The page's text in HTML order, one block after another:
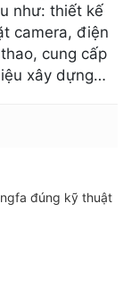
như: thiết kế
camera, điện
cung cấp
xây dựng…
đúng kỹ thuật